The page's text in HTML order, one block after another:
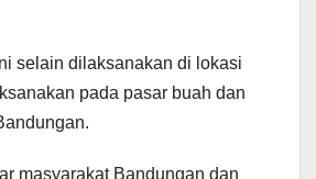
selain dilaksanakan di lokasi
pada pasar buah dan
masyarakat Bandungan dan